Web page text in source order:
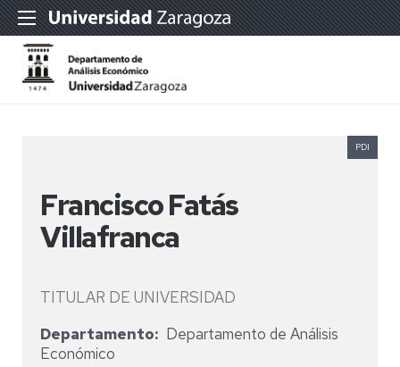
Francisco Fatás
Villafranca
TITULAR DE UNIVERSIDAD
PDI
Departamento
Departamento de Análisis
Económico